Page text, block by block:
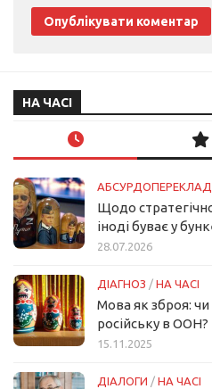
НА ЧАСІ
АБСУРДОПЕРЕКЛАД
Щодо
іноді буває у
28.07.2026
ДІАГНОЗ / НА ЧАСІ
Мова як зброя:
російську в ООН?
15.11.2025
ДІАЛОГИ / НА ЧАСІ